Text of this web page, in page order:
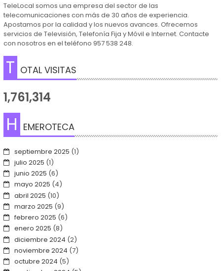
TeleLocal somos una empresa del sector de las
telecomunicaciones con más de 30 años de experiencia.
Apostamos por la calidad y los nuevos avances. Ofrecemos
servicios de Televisión, Telefonía Fija y Móvil e Internet. Contacte
con nosotros en el teléfono 957 538 248.
T OTAL VISITAS
1,761,314
H EMEROTECA
septiembre 2025 (1)
julio 2025 (1)
junio 2025 (6)
mayo 2025 (4)
abril 2025 (10)
marzo 2025 (9)
febrero 2025 (6)
enero 2025 (8)
diciembre 2024 (2)
noviembre 2024 (7)
octubre 2024 (5)